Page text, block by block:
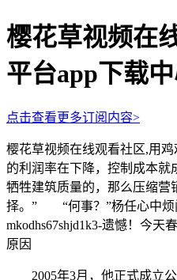
樱花草视频在
平台app下载
点击查看更多订阅内容>
樱花草视频在线观看社区,用
的利润率在下降，控制成本
牺牲建筑质量的，那么压缩营
择。” “何事？”杨任心中烦
mkodhs67shjd1k3-遗憾！今天
原因
2005年3月，他正式成立公